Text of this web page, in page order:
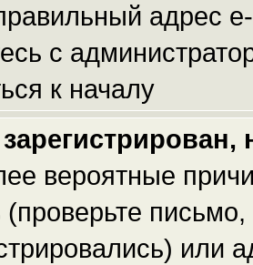
адрес
с
к началу
вероятные
(проверьте
или